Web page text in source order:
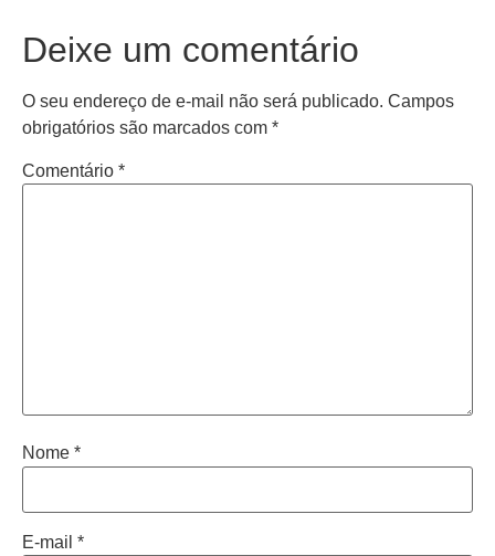
Deixe um comentário
O seu endereço de e-mail não será publicado. Campos
obrigatórios são marcados com *
Comentário *
Nome *
E-mail *